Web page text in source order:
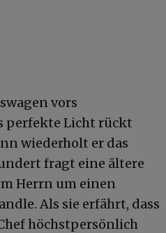
vors
perfekte Licht rückt
wiederholt er das
fragt eine ältere
Herrn um einen
Als sie erfährt, dass
höchstpersönlich